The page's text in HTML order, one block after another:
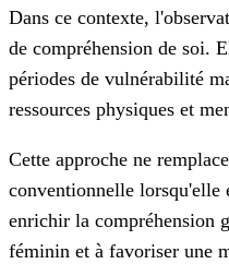
Dans ce contexte,
de compréhension de soi.
périodes de vulnérabilité
ressources physiques et
Cette approche ne
conventionnelle lorsqu'elle
enrichir la compréhension
féminin et à favoriser une